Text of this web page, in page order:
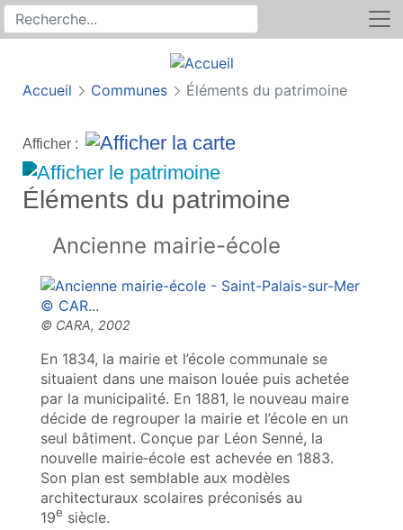
Recherche sur le site
Rechercher
Accueil Communes Éléments du patrimoine
Afficher :
Éléments du patrimoine
Ancienne mairie-école
En 1834, la mairie et l’école communale se
situaient dans une maison louée puis achetée
par la municipalité. En 1881, le nouveau maire
décide de regrouper la mairie et l’école en un
seul bâtiment. Conçue par Léon Senné, la
nouvelle mairie‑école est achevée en 1883.
Son plan est semblable aux modèles
architecturaux scolaires préconisés au
19e siècle.